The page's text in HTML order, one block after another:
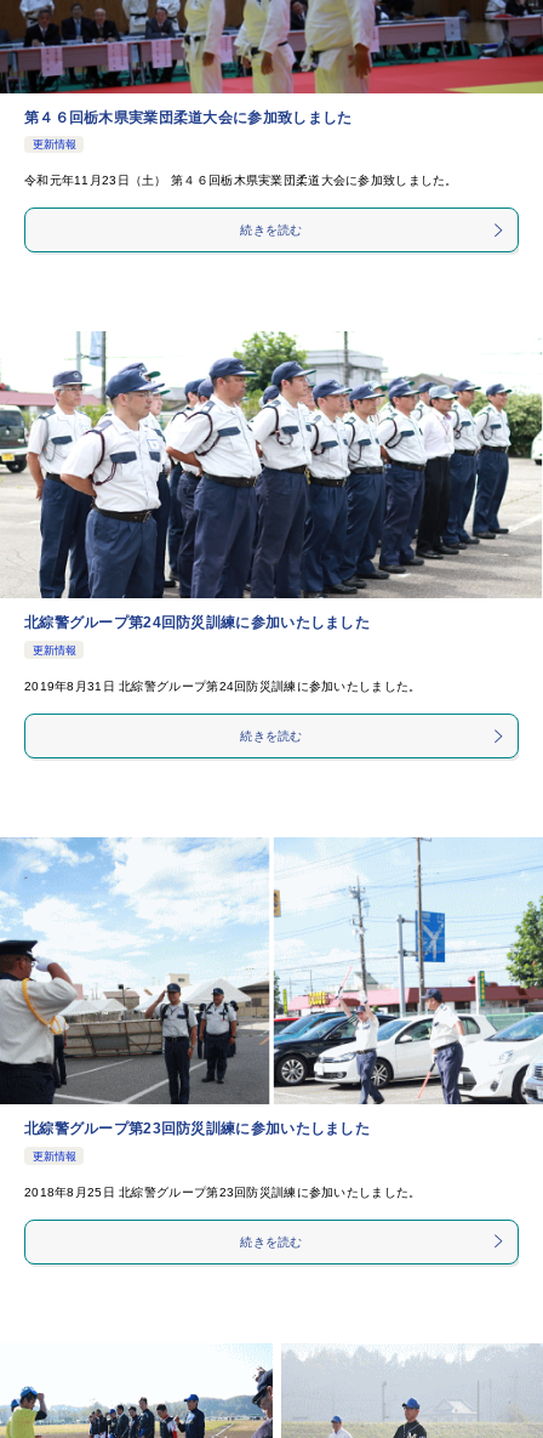
第４６回栃木県実業団柔道大会に参加致しました
更新情報
令和元年11月23日（土） 第４６回栃木県実業団柔道大会に参加致しました。
続きを読む
北綜警グループ第24回防災訓練に参加いたしました
更新情報
2019年8月31日 北綜警グループ第24回防災訓練に参加いたしました。
続きを読む
北綜警グループ第23回防災訓練に参加いたしました
更新情報
2018年8月25日 北綜警グループ第23回防災訓練に参加いたしました。
続きを読む